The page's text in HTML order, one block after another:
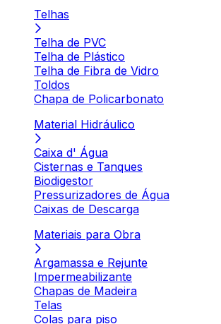
Telhas
Telha de PVC
Telha de Plástico
Telha de Fibra de Vidro
Toldos
Chapa de Policarbonato
Material Hidráulico
Caixa d' Água
Cisternas e Tanques
Biodigestor
Pressurizadores de Água
Caixas de Descarga
Materiais para Obra
Argamassa e Rejunte
Impermeabilizante
Chapas de Madeira
Telas
Colas para piso